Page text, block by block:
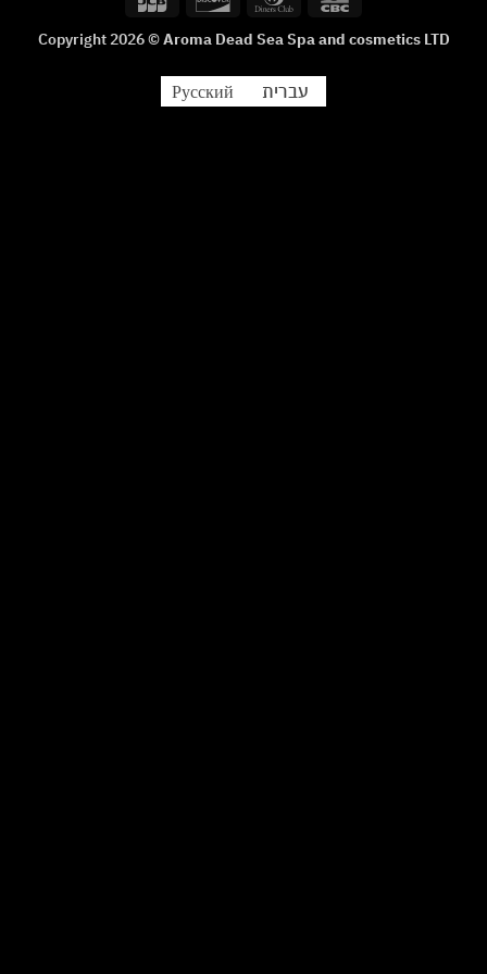
Delivery
Copyright 2026 ©Aroma Dead Sea Spa and cosmetics LTD
עברית Русский